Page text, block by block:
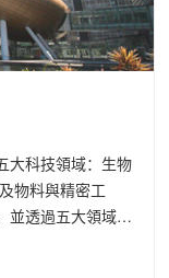
大科技領域：生物
並透過五大領域，
及機械人技術